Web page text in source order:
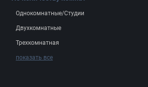
Однокомнатные/Студии
Двухкомнатные
Трехкомнатная
показать все